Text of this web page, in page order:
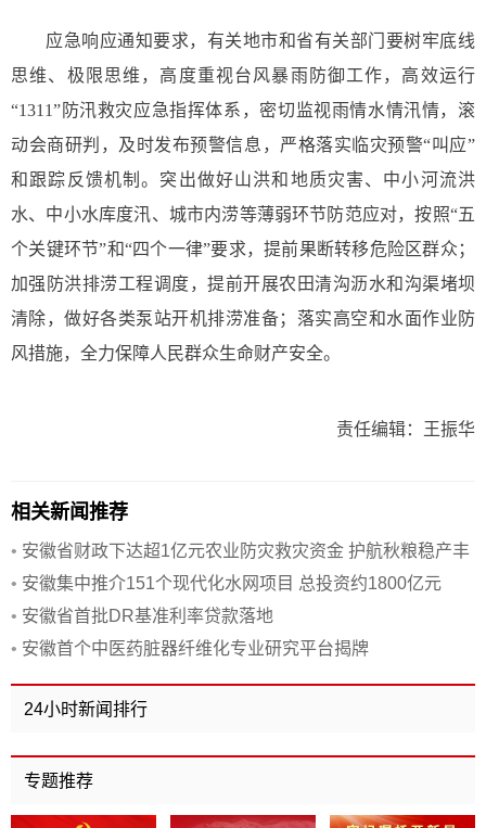
应急响应通知要求，有关地市和省有关部门要树牢底线
思维、极限思维，高度重视台风暴雨防御工作，高效运行
“1311”防汛救灾应急指挥体系，密切监视雨情水情汛情，滚
动会商研判，及时发布预警信息，严格落实临灾预警“叫应”
和跟踪反馈机制。突出做好山洪和地质灾害、中小河流洪
水、中小水库度汛、城市内涝等薄弱环节防范应对，按照“五
个关键环节”和“四个一律”要求，提前果断转移危险区群众；
加强防洪排涝工程调度，提前开展农田清沟沥水和沟渠堵坝
清除，做好各类泵站开机排涝准备；落实高空和水面作业防
风措施，全力保障人民群众生命财产安全。
责任编辑：王振华
相关新闻推荐
• 安徽省财政下达超1亿元农业防灾救灾资金 护航秋粮稳产丰
收
• 安徽集中推介151个现代化水网项目 总投资约1800亿元
• 安徽省首批DR基准利率贷款落地
• 安徽首个中医药脏器纤维化专业研究平台揭牌
24小时新闻排行
专题推荐